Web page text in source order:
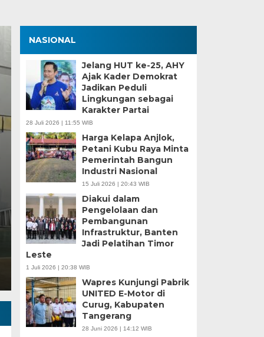
Blank Spot, SMP
Lakukan
15 Jun 2026 - 14:09 WIB
– Pelaksanaan Sistem Penerimaan Murid Baru
Serang menghadapi tantangan…
NASIONAL
Jelang HUT ke-25, AHY
Ajak Kader Demokrat
Jadikan Peduli
Lingkungan sebagai
Karakter Partai
28 Juli 2026 | 11:55 WIB
Harga Kelapa Anjlok,
Petani Kubu Raya Minta
Pemerintah Bangun
Industri Nasional
15 Juli 2026 | 20:43 WIB
Diakui dalam
Pengelolaan dan
Pembangunan
Infrastruktur, Banten
Jadi Pelatihan Timor
Leste
1 Juli 2026 | 20:38 WIB
Wapres Kunjungi Pabrik
UNITED E-Motor di
Curug, Kabupaten
Tangerang
28 Juni 2026 | 14:12 WIB